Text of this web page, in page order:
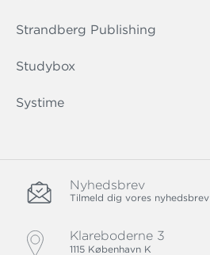
Strandberg Publishing
Studybox
Systime
Nyhedsbrev
Tilmeld dig vores nyhedsbrev
Klareboderne 3
1115 København K